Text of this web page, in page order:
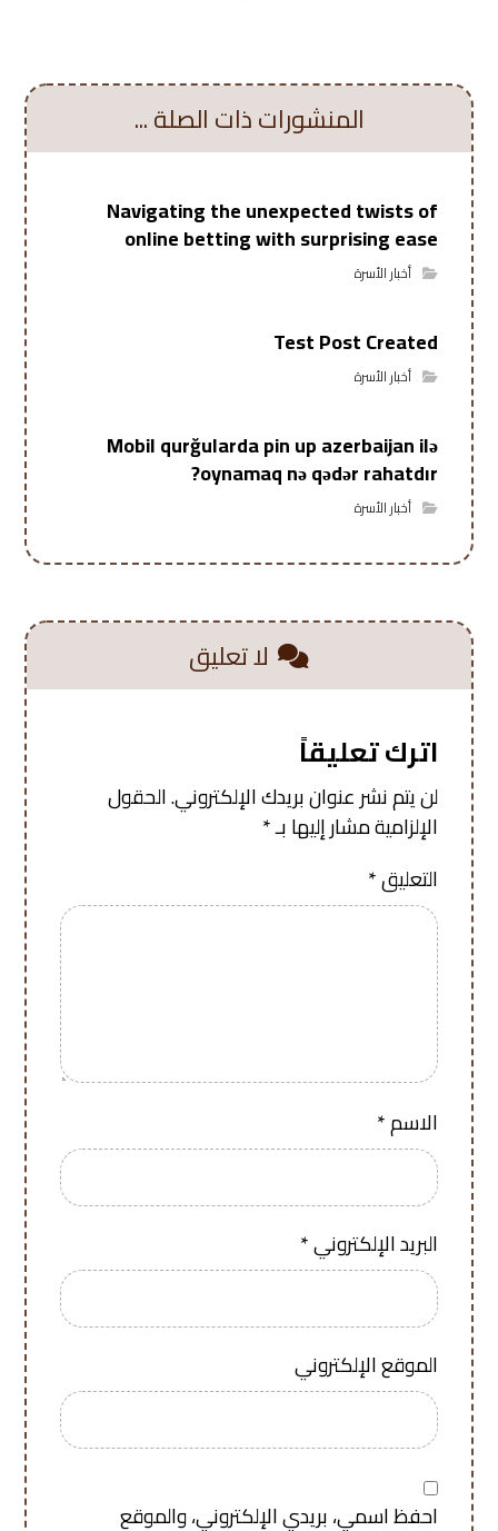
المنشورات ذات الصلة ...
Navigating the unexpected twists of
online betting with surprising ease
أخبار الأسرة
Test Post Created
أخبار الأسرة
Mobil qurğularda pin up azerbaijan ilə
oynamaq nə qədər rahatdır?
أخبار الأسرة
لا تعليق
اترك تعليقاً
لن يتم نشر عنوان بريدك الإلكتروني.الحقول
الإلزامية مشار إليها بـ*
التعليق*
الاسم*
البريد الإلكتروني*
الموقع الإلكتروني
احفظ اسمي، بريدي الإلكتروني، والموقع